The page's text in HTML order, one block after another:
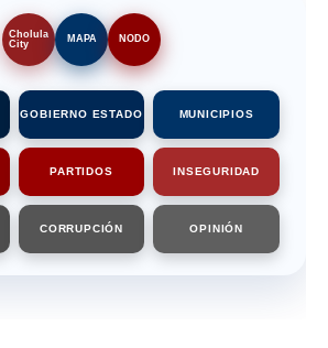
Cholula
City
MAPA NODO
GOBIERNO ESTADO MUNICIPIOS
PARTIDOS INSEGURIDAD
CORRUPCIÓN OPINIÓN